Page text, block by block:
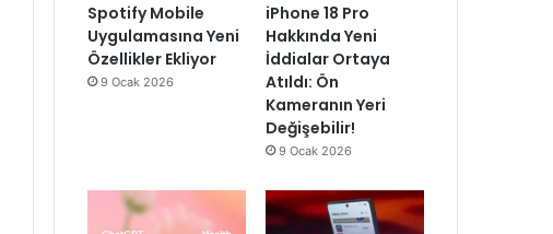
Spotify Mobile
Uygulamasına Yeni
Özellikler Ekliyor
9 Ocak 2026
iPhone 18 Pro
Hakkında Yeni
İddialar Ortaya
Atıldı: Ön
Kameranın Yeri
Değişebilir!
9 Ocak 2026